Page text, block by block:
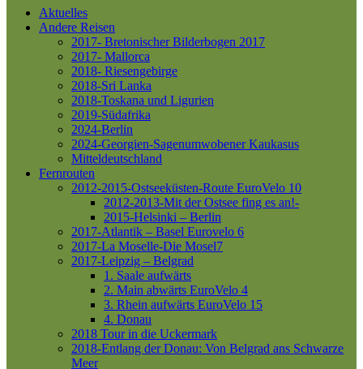
Aktuelles
Andere Reisen
2017- Bretonischer Bilderbogen 2017
2017- Mallorca
2018- Riesengebirge
2018-Sri Lanka
2018-Toskana und Ligurien
2019-Südafrika
2024-Berlin
2024-Georgien-Sagenumwobener Kaukasus
Mitteldeutschland
Fernrouten
2012-2015-Ostseeküsten-Route EuroVelo 10
2012-2013-Mit der Ostsee fing es an!-
2015-Helsinki – Berlin
2017-Atlantik – Basel Eurovelo 6
2017-La Moselle-Die Mosel7
2017-Leipzig – Belgrad
1. Saale aufwärts
2. Main abwärts EuroVelo 4
3. Rhein aufwärts EuroVelo 15
4. Donau
2018 Tour in die Uckermark
2018-Entlang der Donau: Von Belgrad ans Schwarze
Meer